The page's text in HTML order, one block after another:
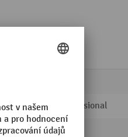
Professional
Ano